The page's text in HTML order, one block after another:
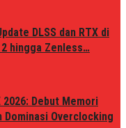
DLSS dan RTX di
hingga Zenless…
2026: Debut Memori
Dominasi Overclocking